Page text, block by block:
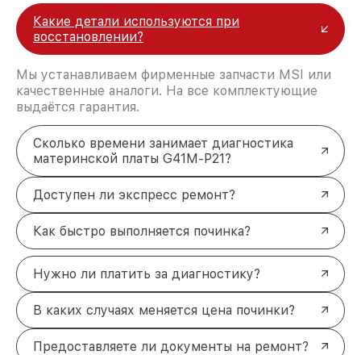
Какие детали используются при
восстановлении?
Мы устанавливаем фирменные запчасти MSI или
качественные аналоги. На все комплектующие
выдаётся гарантия.
Сколько времени занимает диагностика
материнской платы G41M-P21?
Доступен ли экспресс ремонт?
Как быстро выполняется починка?
Нужно ли платить за диагностику?
В каких случаях меняется цена починки?
Предоставляете ли документы на ремонт?